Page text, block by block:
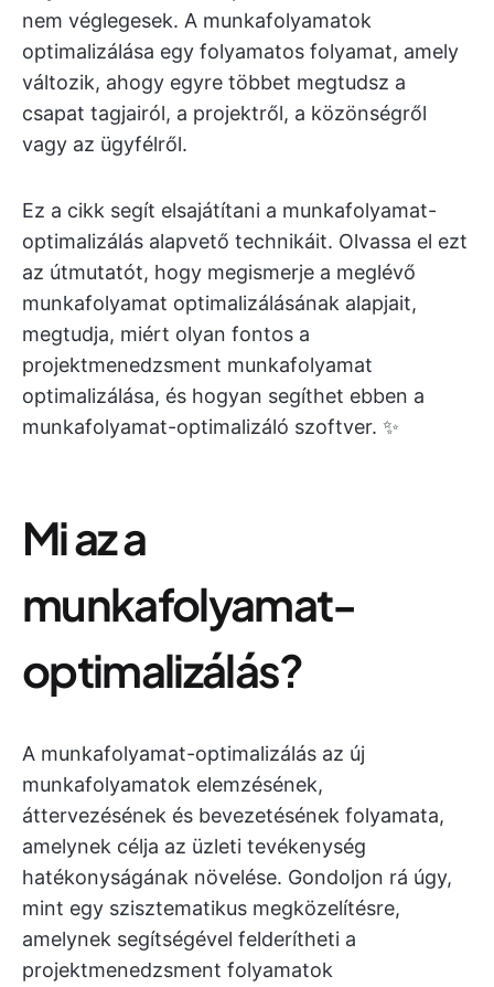
nem véglegesek. A munkafolyamatok
optimalizálása egy folyamatos folyamat, amely
változik, ahogy egyre többet megtudsz a
csapat tagjairól, a projektről, a közönségről
vagy az ügyfélről.
Ez a cikk segít elsajátítani a munkafolyamat-
optimalizálás alapvető technikáit. Olvassa el ezt
az útmutatót, hogy megismerje a meglévő
munkafolyamat optimalizálásának alapjait,
megtudja, miért olyan fontos a
projektmenedzsment munkafolyamat
optimalizálása, és hogyan segíthet ebben a
munkafolyamat-optimalizáló szoftver. ✨
Mi az a
munkafolyamat-
optimalizálás?
A munkafolyamat-optimalizálás az új
munkafolyamatok elemzésének,
áttervezésének és bevezetésének folyamata,
amelynek célja az üzleti tevékenység
hatékonyságának növelése. Gondoljon rá úgy,
mint egy szisztematikus megközelítésre,
amelynek segítségével felderítheti a
projektmenedzsment folyamatok